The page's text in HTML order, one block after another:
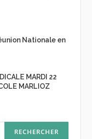
Nationale en
MARDI 22
MARLIOZ